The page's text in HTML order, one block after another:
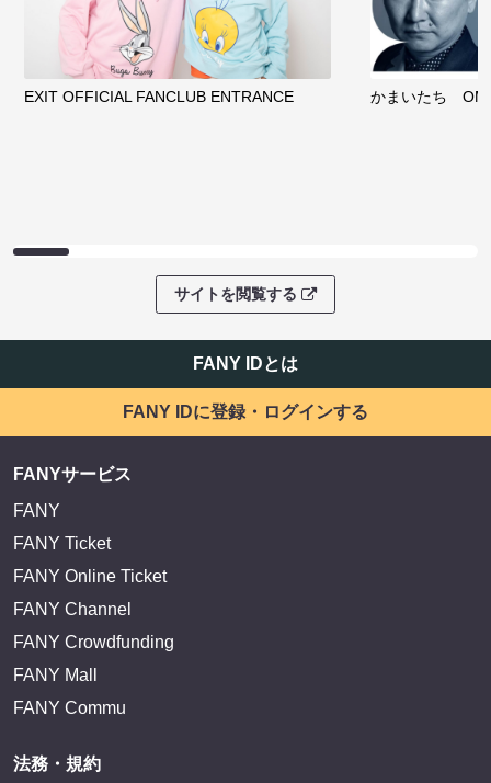
EXIT OFFICIAL FANCLUB ENTRANCE かまいたち
サイトを閲覧する
FANY IDとは
FANY IDに登録・ログインする
FANYサービス
FANY
FANY Ticket
FANY Online Ticket
FANY Channel
FANY Crowdfunding
FANY Mall
FANY Commu
法務・規約